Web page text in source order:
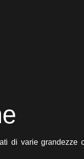
di varie grandezze